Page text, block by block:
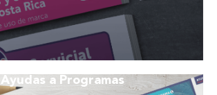
Ayudas a Programas